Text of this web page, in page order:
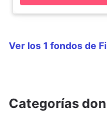
Ver los 1 fondos de
Categorías